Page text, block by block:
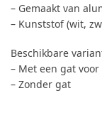
– Gemaakt van
– Kunststof (wit,
Beschikbare
– Met een gat
– Zonder gat